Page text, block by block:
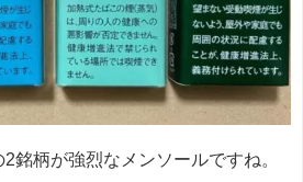
銘柄が強烈なメンソールですね。